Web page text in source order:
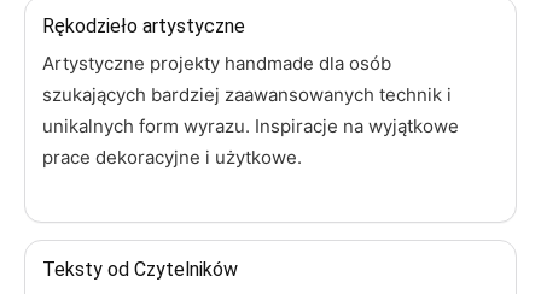
Rękodzieło artystyczne
Artystyczne projekty handmade dla osób
szukających bardziej zaawansowanych technik i
unikalnych form wyrazu. Inspiracje na wyjątkowe
prace dekoracyjne i użytkowe.
Teksty od Czytelników